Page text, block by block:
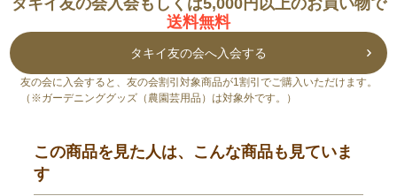
送料無料
タキイ友の会へ入会する
友の会に入会すると、友の会割引対象商品が1割引でご購入いただけます。
（※ガーデニンググッズ（農園芸用品）は対象外です。）
この商品を見た人は、こんな商品も見ていま
す